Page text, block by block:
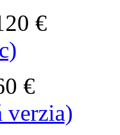
€
€
verzia)